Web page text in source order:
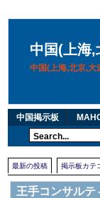
中国(上海
中国(上海,北京,大
中国掲示板
最新の投稿 掲示板カテ
王手コンサルテ